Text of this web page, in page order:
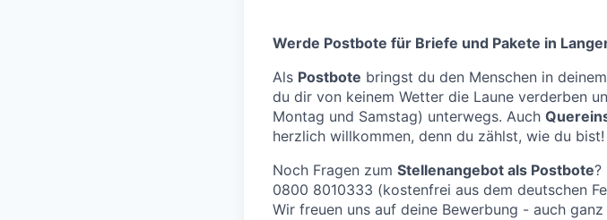
Werde Postbote für Briefe und Pakete in
Als Postbote bringst du den Menschen in
du dir von keinem Wetter die Laune verderben
Montag und Samstag) unterwegs. Auch
herzlich willkommen, denn du zählst, wie du bist!
Noch Fragen zum Stellenangebot als Postbote?
0800 8010333 (kostenfrei aus dem deutschen
Wir freuen uns auf deine Bewerbung - auch ganz